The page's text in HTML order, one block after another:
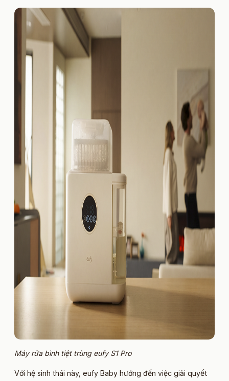
Máy rửa bình tiệt trùng eufy S1 Pro
Với hệ sinh thái này, eufy Baby hướng đến việc giải quyết